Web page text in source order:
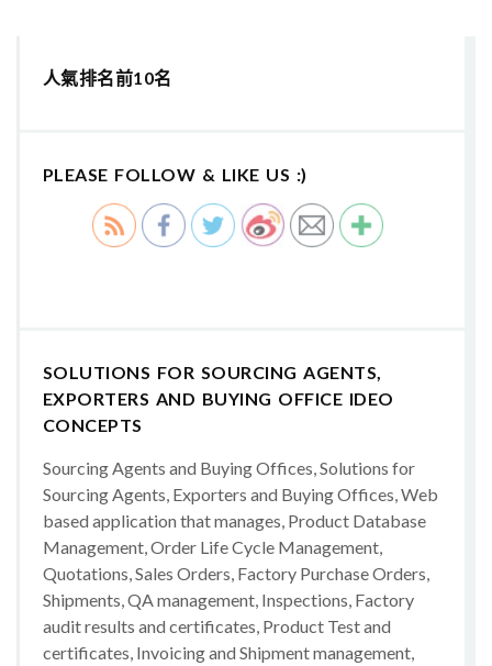
人氣排名前10名
PLEASE FOLLOW & LIKE US :)
SOLUTIONS FOR SOURCING AGENTS,
EXPORTERS AND BUYING OFFICE IDEO
CONCEPTS
Sourcing Agents and Buying Offices, Solutions for
Sourcing Agents, Exporters and Buying Offices, Web
based application that manages, Product Database
Management, Order Life Cycle Management,
Quotations, Sales Orders, Factory Purchase Orders,
Shipments, QA management, Inspections, Factory
audit results and certificates, Product Test and
certificates, Invoicing and Shipment management,